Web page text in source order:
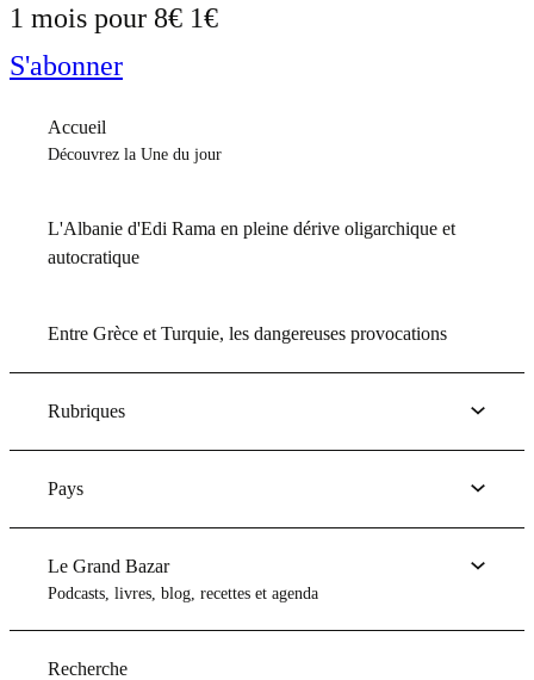
1 mois pour 8€ 1€
S'abonner
Accueil
Découvrez la Une du jour
L'Albanie d'Edi Rama en pleine dérive oligarchique et
autocratique
Entre Grèce et Turquie, les dangereuses provocations
Rubriques
Pays
Le Grand Bazar
Podcasts, livres, blog, recettes et agenda
Recherche